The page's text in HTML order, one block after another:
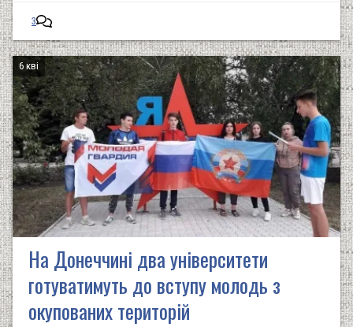
3
6 кві
На Донеччині два університети
готуватимуть до вступу молодь з
окупованих територій